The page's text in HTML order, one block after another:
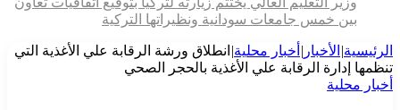
بين خمس جامعات سودانية ونظيراتها التركية
الرئيسية| الأخبار | أخبار محلية| انطلاق ورشة الرقابة علي الأغذية التي
تنظمها إدارة الرقابة علي الأغذية بالحجر الصحي
أخبار محلية